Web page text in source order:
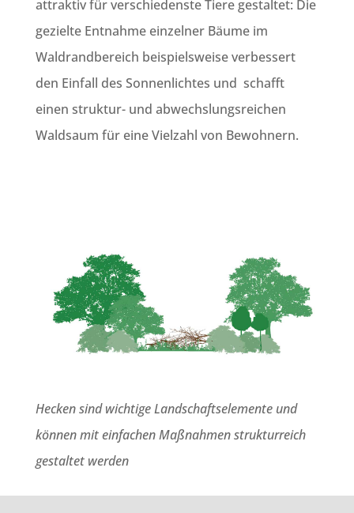
attraktiv für verschiedenste Tiere gestaltet: Die
gezielte Entnahme einzelner Bäume im
Waldrandbereich beispielsweise verbessert
den Einfall des Sonnenlichtes und schafft
einen struktur- und abwechslungsreichen
Waldsaum für eine Vielzahl von Bewohnern.
Hecken sind wichtige Landschaftselemente und
können mit einfachen Maßnahmen strukturreich
gestaltet werden